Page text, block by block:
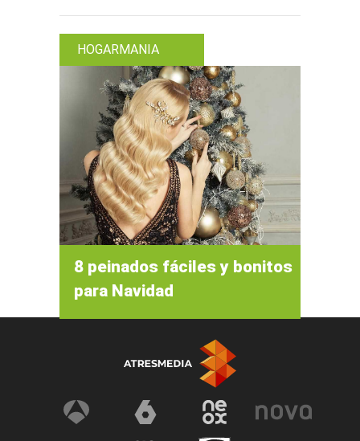
HOGARMANIA
8 peinados fáciles y bonitos
para Navidad